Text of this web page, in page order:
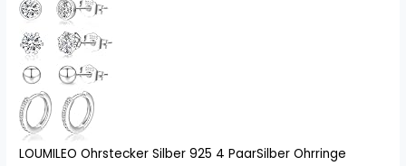
LOUMILEO Ohrstecker Silber 925 4 PaarSilber Ohrringe